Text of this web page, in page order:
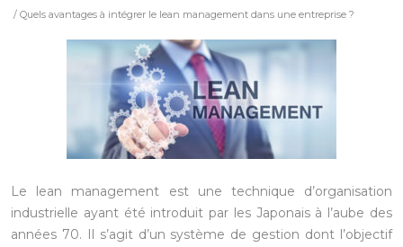
/ Quels avantages à intégrer le lean management dans une entreprise ?
Le lean management est une technique d’organisation
industrielle ayant été introduit par les Japonais à l’aube des
années 70. Il s’agit d’un système de gestion dont l’objectif